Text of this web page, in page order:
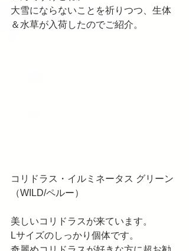
大雪にならないことを祈りつつ、生体
＆水草が入荷したのでご紹介。
コリドラス・イルミネータス グリーン
（WILD/ペルー）
美しいコリドラスが来ています。
Lサイズのしっかり個体です。